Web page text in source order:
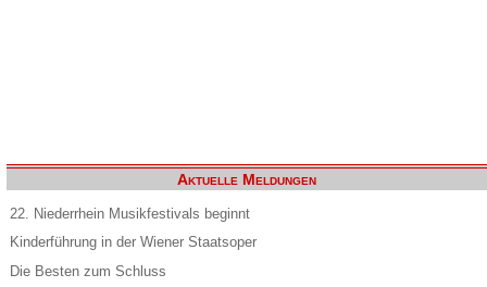
Aktuelle Meldungen
22. Niederrhein Musikfestivals beginnt
Kinderführung in der Wiener Staatsoper
Die Besten zum Schluss